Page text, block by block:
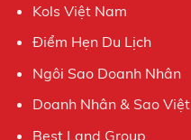
Kols Việt Nam
Điểm Hẹn Du Lịch
Ngôi Sao Doanh Nhân
Doanh Nhân & Sao Việt
Best Land Group